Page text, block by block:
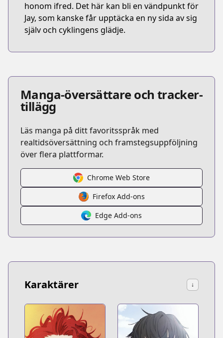
honom ifred. Det här kan bli en vändpunkt för
Jay, som kanske får upptäcka en ny sida av sig
själv och cyklingens glädje.
Manga-översättare och tracker-
tillägg
Läs manga på ditt favoritsspråk med
realtidsöversättning och framstegsuppföljning
över flera plattformar.
Chrome Web Store
Firefox Add-ons
Edge Add-ons
Karaktärer ↓